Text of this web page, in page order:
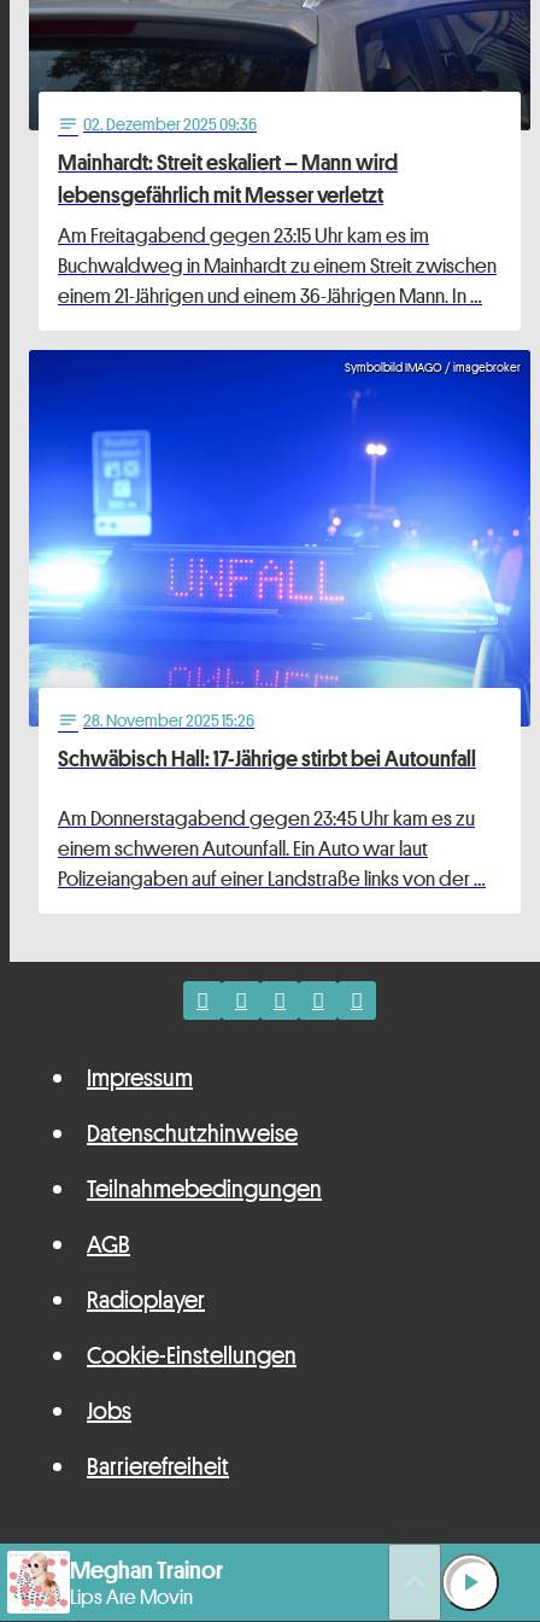
notes 02. Dezember 2025 09:36
Mainhardt: Streit eskaliert – Mann wird
lebensgefährlich mit Messer verletzt
Am Freitagabend gegen 23:15 Uhr kam es im
Buchwaldweg in Mainhardt zu einem Streit zwischen
einem 21-Jährigen und einem 36-Jährigen Mann. In …
Symbolbild IMAGO / imagebroker
notes 28. November 2025 15:26
Schwäbisch Hall: 17-Jährige stirbt bei Autounfall
Am Donnerstagabend gegen 23:45 Uhr kam es zu
einem schweren Autounfall. Ein Auto war laut
Polizeiangaben auf einer Landstraße links von der …
Impressum
Datenschutzhinweise
Teilnahmebedingungen
AGB
Radioplayer
Cookie-Einstellungen
Jobs
Barrierefreiheit
Meghan Trainor
Lips Are Movin play_arrow